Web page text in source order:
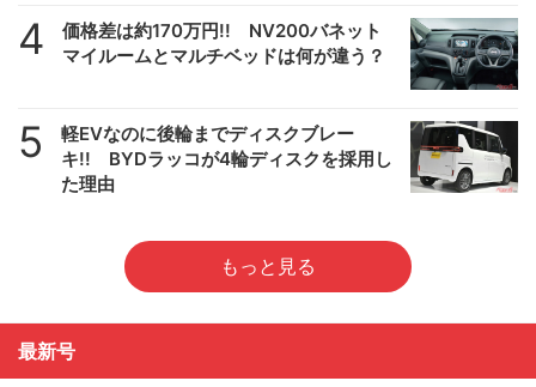
4
価格差は約170万円!! NV200バネット
マイルームとマルチベッドは何が違う？
5
軽EVなのに後輪までディスクブレー
キ!! BYDラッコが4輪ディスクを採用し
た理由
もっと見る
最新号